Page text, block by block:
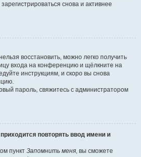
снова и активнее
восстановить, можно легко получить
входа на конференцию и щёлкните на
инструкциям, и скоро вы снова
пароль, свяжитесь с администратором
повторять ввод имени и
пункт Запомнить меня, вы сможете